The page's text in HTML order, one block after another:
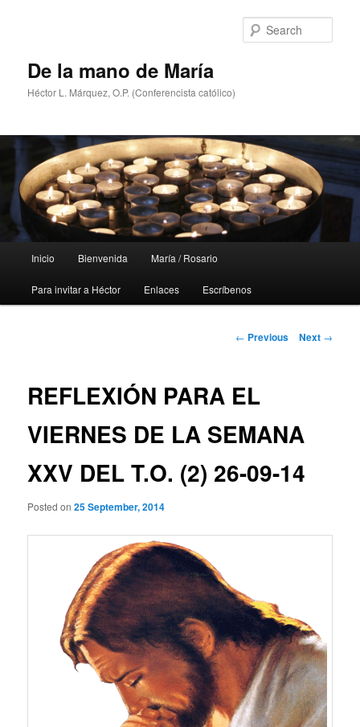
De la mano de María
Héctor L. Márquez, O.P. (Conferencista católico)
Inicio Bienvenida María / Rosario
Para invitar a Héctor Enlaces Escríbenos
Post
← Previous Next →
REFLEXIÓN PARA EL
VIERNES DE LA SEMANA
XXV DEL T.O. (2) 26-09-14
Posted on25 September, 2014